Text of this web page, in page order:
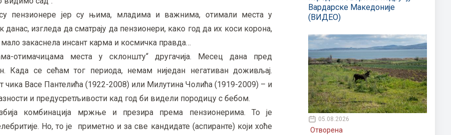
пензионере јер су њима, младима и важнима, отимали места у
изгледа да сматрају да пензионери, како год да их коси корона,
закаснела инсант карма и космичка правда…
отимачицама места у склоншту“ другачија. Месец дана пред
Када се сећам тог периода, немам ниједан негативан доживљај.
чика Васе Пантелића (1922-2008) или Милутина Чолића (1919-2009) – и
и предусретљивости кад год би видели породицу с бебом.
комбинација мржње и презира према пензионерима. То је
Но, то је приметно и за све кандидате (аспиранте) који хоће
Вардарске Македоније
(ВИДЕО)
05.08.2026
Отворена